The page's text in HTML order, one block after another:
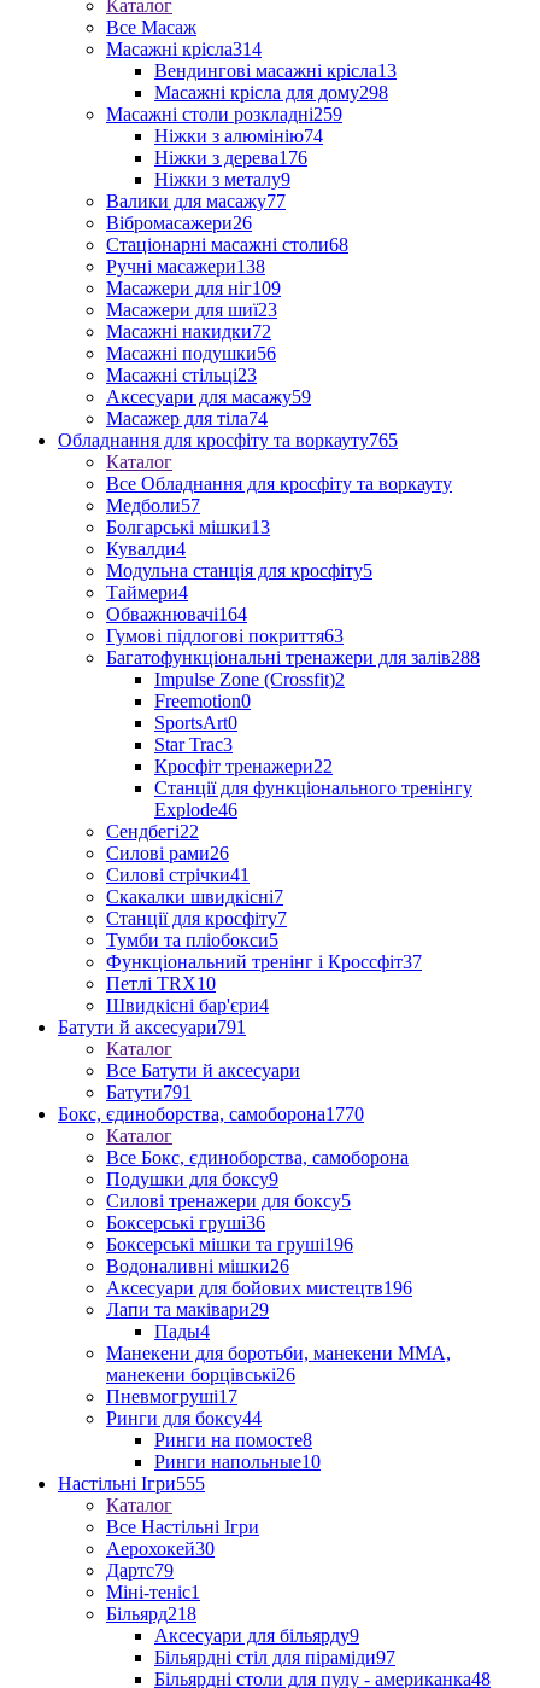
Каталог
Все Масаж
Масажні крісла314
Вендингові масажні крісла13
Масажні крісла для дому298
Масажні столи розкладні259
Ніжки з алюмінію74
Ніжки з дерева176
Ніжки з металу9
Валики для масажу77
Вібромасажери26
Стаціонарні масажні столи68
Ручні масажери138
Масажери для ніг109
Масажери для шиї23
Масажні накидки72
Масажні подушки56
Масажні стільці23
Аксесуари для масажу59
Масажер для тіла74
Обладнання для кросфіту та воркауту765
Каталог
Все Обладнання для кросфіту та воркауту
Медболи57
Болгарські мішки13
Кувалди4
Модульна станція для кросфіту5
Таймери4
Обважнювачі164
Гумові підлогові покриття63
Багатофункціональні тренажери для залів288
Impulse Zone (Crossfit)2
Freemotion0
SportsArt0
Star Trac3
Кросфіт тренажери22
Станції для функціонального тренінгу
Explode46
Сендбегі22
Силові рами26
Силові стрічки41
Скакалки швидкісні7
Станції для кросфіту7
Тумби та пліобокси5
Функціональний тренінг і Кроссфіт37
Петлі TRX10
Швидкісні бар'єри4
Батути й аксесуари791
Каталог
Все Батути й аксесуари
Батути791
Бокс, єдиноборства, самоборона1770
Каталог
Все Бокс, єдиноборства, самоборона
Подушки для боксу9
Силові тренажери для боксу5
Боксерські груші36
Боксерські мішки та груші196
Водоналивні мішки26
Аксесуари для бойових мистецтв196
Лапи та маківари29
Пады4
Манекени для боротьби, манекени ММА,
манекени борцівські26
Пневмогруші17
Ринги для боксу44
Ринги на помосте8
Ринги напольные10
Настільні Ігри555
Каталог
Все Настільні Ігри
Аерохокей30
Дартс79
Міні-теніс1
Більярд218
Аксесуари для більярду9
Більярдні стіл для піраміди97
Більярдні столи для пулу - американка48